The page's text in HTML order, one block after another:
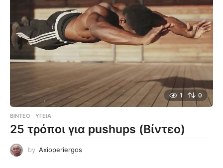
1 0
ΒΊΝΤΕΟ ΥΓΕΊΑ
25 τρόποι για pushups (Βίντεο)
by Axioperiergos